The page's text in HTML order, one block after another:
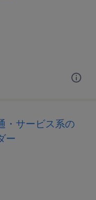
・サービス系の
ー